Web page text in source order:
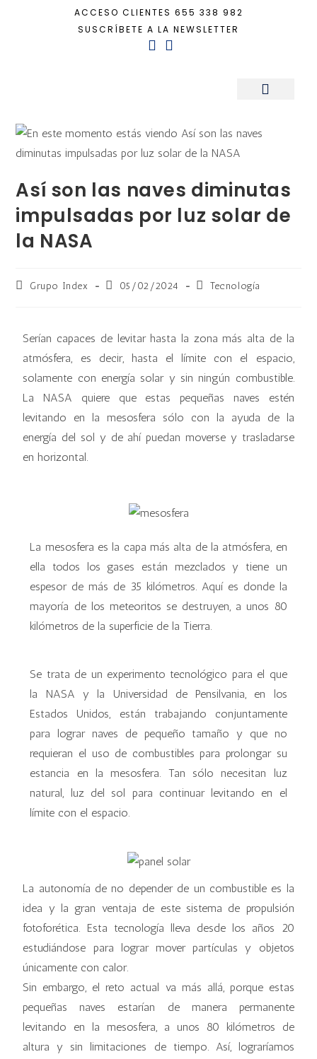
ACCESO CLIENTES 655 338 982
SUSCRÍBETE A LA NEWSLETTER
Así son las naves diminutas
impulsadas por luz solar de
la NASA
Grupo Index 05/02/2024 Tecnología
Serían capaces de levitar hasta la zona más alta de la
atmósfera, es decir, hasta el límite con el espacio,
solamente con energía solar y sin ningún combustible.
La NASA quiere que estas pequeñas naves estén
levitando en la mesosfera sólo con la ayuda de la
energía del sol y de ahí puedan moverse y trasladarse
en horizontal.
La mesosfera es la capa más alta de la atmósfera, en
ella todos los gases están mezclados y tiene un
espesor de más de 35 kilómetros. Aquí es donde la
mayoría de los meteoritos se destruyen, a unos 80
kilómetros de la superficie de la Tierra.
Se trata de un experimento tecnológico para el que
la NASA y la Universidad de Pensilvania, en los
Estados Unidos, están trabajando conjuntamente
para lograr naves de pequeño tamaño y que no
requieran el uso de combustibles para prolongar su
estancia en la mesosfera. Tan sólo necesitan luz
natural, luz del sol para continuar levitando en el
límite con el espacio.
La autonomía de no depender de un combustible es la
idea y la gran ventaja de este sistema de propulsión
fotoforética. Esta tecnología lleva desde los años 20
estudiándose para lograr mover partículas y objetos
únicamente con calor.
Sin embargo, el reto actual va más allá, porque estas
pequeñas naves estarían de manera permanente
levitando en la mesosfera, a unos 80 kilómetros de
altura y sin limitaciones de tiempo. Así, lograríamos